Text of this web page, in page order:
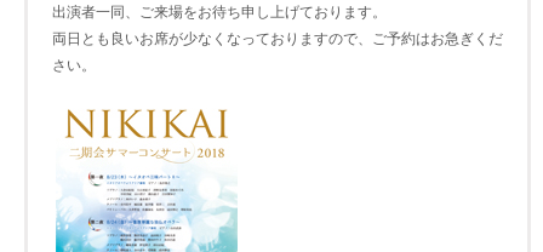
出演者一同、ご来場をお待ち申し上げております。
両日とも良いお席が少なくなっておりますので、ご予約はお急ぎくだ
さい。